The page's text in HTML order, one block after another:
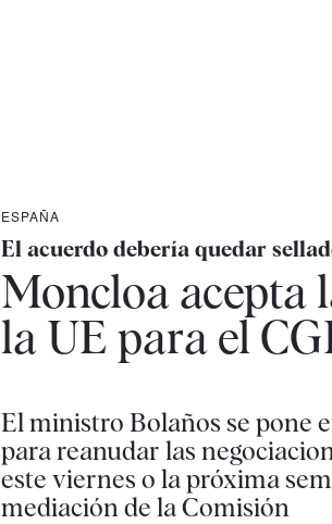
ESPAÑA
El acuerdo debería quedar
Moncloa acepta
la UE para el
El ministro Bolaños se pone
para reanudar las
este viernes o la próxima
mediación de la Comisión